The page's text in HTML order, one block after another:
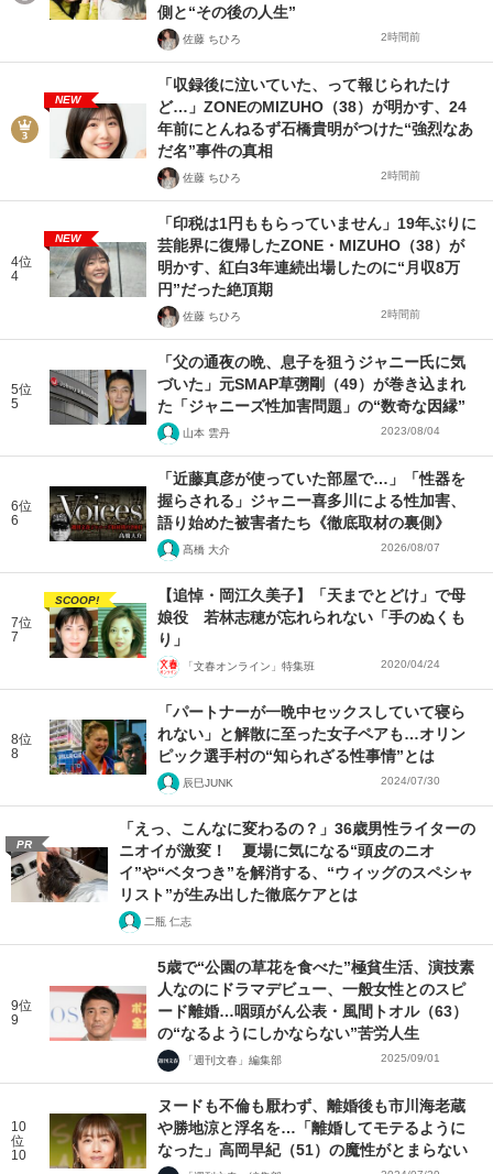
側と“その後の人生”
佐藤 ちひろ 2時間前
NEW
「収録後に泣いていた、って報じられたけ
ど…」ZONEのMIZUHO（38）が明かす、24
年前にとんねるず石橋貴明がつけた“強烈なあ
だ名”事件の真相
佐藤 ちひろ 2時間前
4位
4
NEW
「印税は1円ももらっていません」19年ぶりに
芸能界に復帰したZONE・MIZUHO（38）が
明かす、紅白3年連続出場したのに“月収8万
円”だった絶頂期
佐藤 ちひろ 2時間前
5位
5
「父の通夜の晩、息子を狙うジャニー氏に気
づいた」元SMAP草彅剛（49）が巻き込まれ
た「ジャニーズ性加害問題」の“数奇な因縁”
山本 雲丹 2023/08/04
6位
6
「近藤真彦が使っていた部屋で…」「性器を
握らされる」ジャニー喜多川による性加害、
語り始めた被害者たち《徹底取材の裏側》
髙橋 大介 2026/08/07
7位
7
SCOOP!
【追悼・岡江久美子】「天までとどけ」で母
娘役 若林志穂が忘れられない「手のぬくも
り」
「文春オンライン」特集班 2020/04/24
8位
8
「パートナーが一晩中セックスしていて寝ら
れない」と解散に至った女子ペアも…オリン
ピック選手村の“知られざる性事情”とは
辰巳JUNK 2024/07/30
PR
「えっ、こんなに変わるの？」36歳男性ライターの
ニオイが激変！ 夏場に気になる“頭皮のニオ
イ”や“ベタつき”を解消する、“ウィッグのスペシャ
リスト”が生み出した徹底ケアとは
二瓶 仁志
9位
9
5歳で“公園の草花を食べた”極貧生活、演技素
人なのにドラマデビュー、一般女性とのスピ
ード離婚…咽頭がん公表・風間トオル（63）
の“なるようにしかならない”苦労人生
「週刊文春」編集部 2025/09/01
10
位
10
ヌードも不倫も厭わず、離婚後も市川海老蔵
や勝地涼と浮名を…「離婚してモテるように
なった」高岡早紀（51）の魔性がとまらない